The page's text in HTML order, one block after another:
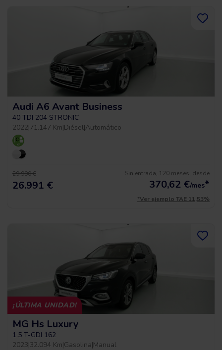
Audi A6 Avant Business
40 TDI 204 STRONIC
2022|71.147 Km|Diésel|Automático
29.990 €
26.991 €
Sin entrada, 120 meses, desde
370,62 €/mes*
*Ver ejemplo TAE 11,53%
¡ÚLTIMA UNIDAD!
MG Hs Luxury
1.5 T-GDI 162
2023|32.094 Km|Gasolina|Manual